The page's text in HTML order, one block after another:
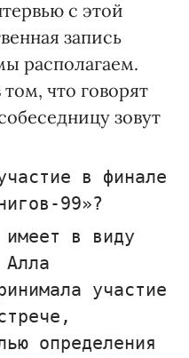
с этой
запись
располагаем.
что говорят
зовут
в финале
99»?
в виду
участие
определения